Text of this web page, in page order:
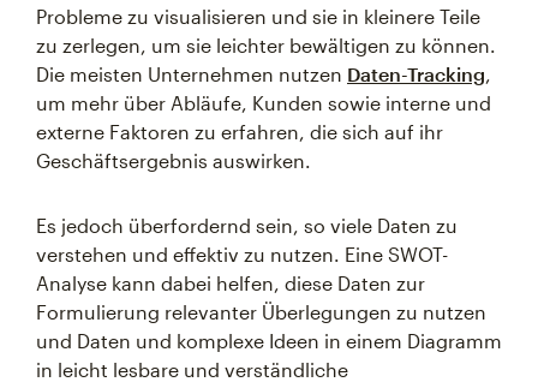
Probleme zu visualisieren und sie in kleinere Teile
zu zerlegen, um sie leichter bewältigen zu können.
Die meisten Unternehmen nutzen Daten-Tracking,
um mehr über Abläufe, Kunden sowie interne und
externe Faktoren zu erfahren, die sich auf ihr
Geschäftsergebnis auswirken.
Es jedoch überfordernd sein, so viele Daten zu
verstehen und effektiv zu nutzen. Eine SWOT-
Analyse kann dabei helfen, diese Daten zur
Formulierung relevanter Überlegungen zu nutzen
und Daten und komplexe Ideen in einem Diagramm
in leicht lesbare und verständliche